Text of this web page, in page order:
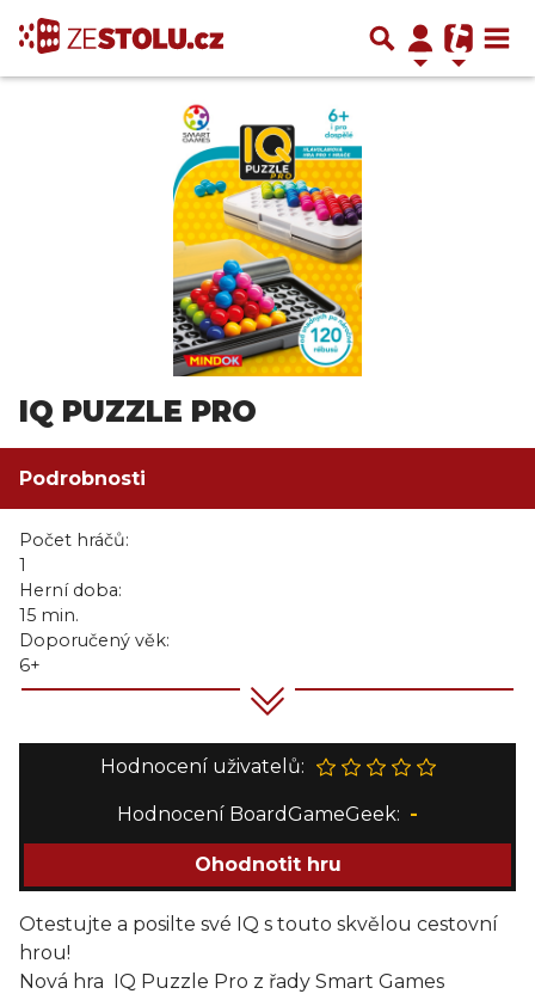
IQ PUZZLE PRO
Podrobnosti
Počet hráčů:
1
Herní doba:
15 min.
Doporučený věk:
6+
Hodnocení uživatelů:
Hodnocení BoardGameGeek: -
Ohodnotit hru
Otestujte a posilte své IQ s touto skvělou cestovní
hrou!
Nová hra IQ Puzzle Pro z řady Smart Games